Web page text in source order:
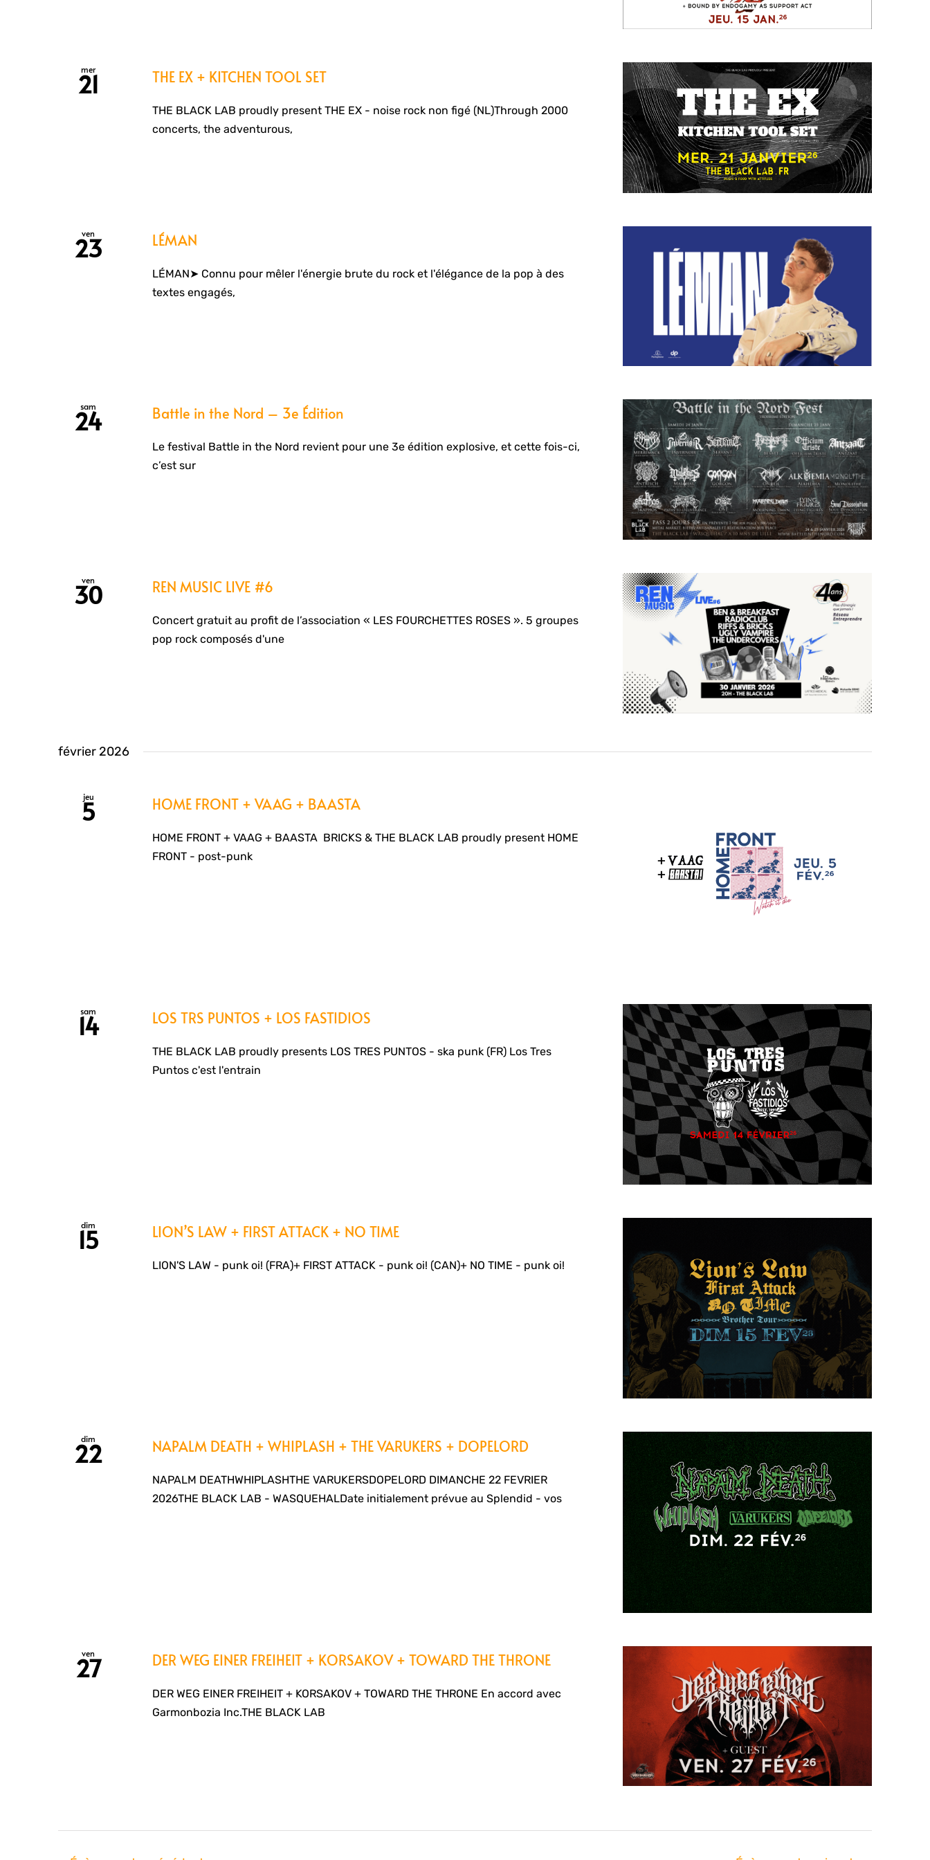
mer
21 THE EX + KITCHEN TOOL SET
THE BLACK LAB proudly present THE EX - noise rock non figé (NL)Through 2000
concerts, the adventurous,
ven
23 LÉMAN
LÉMAN➤ Connu pour mêler l'énergie brute du rock et l'élégance de la pop à des
textes engagés,
sam
24 Battle in the Nord – 3e Édition
Le festival Battle in the Nord revient pour une 3e édition explosive, et cette fois-ci,
c’est sur
ven
30 REN MUSIC LIVE #6
Concert gratuit au profit de l’association « LES FOURCHETTES ROSES ». 5 groupes
pop rock composés d'une
février 2026
jeu
5 HOME FRONT + VAAG + BAASTA
HOME FRONT + VAAG + BAASTA BRICKS & THE BLACK LAB proudly present HOME
FRONT - post-punk
sam
14 LOS TRS PUNTOS + LOS FASTIDIOS
THE BLACK LAB proudly presents LOS TRES PUNTOS - ska punk (FR) Los Tres
Puntos c'est l'entrain
dim
15 LION’S LAW + FIRST ATTACK + NO TIME
LION'S LAW - punk oi! (FRA)+ FIRST ATTACK - punk oi! (CAN)+ NO TIME - punk oi!
dim
22 NAPALM DEATH + WHIPLASH + THE VARUKERS + DOPELORD
NAPALM DEATHWHIPLASHTHE VARUKERSDOPELORD DIMANCHE 22 FEVRIER
2026THE BLACK LAB - WASQUEHALDate initialement prévue au Splendid - vos
ven
27 DER WEG EINER FREIHEIT + KORSAKOV + TOWARD THE THRONE
DER WEG EINER FREIHEIT + KORSAKOV + TOWARD THE THRONE En accord avec
Garmonbozia Inc.THE BLACK LAB